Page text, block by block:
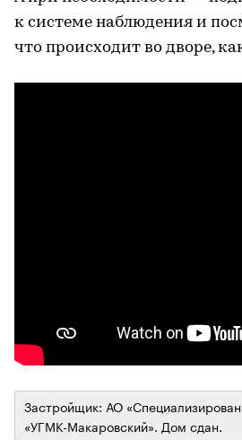
к системе наблюдения и
что происходит во дворе,
Застройщик: АО
«УГМК-Макаровский». Дом сдан.